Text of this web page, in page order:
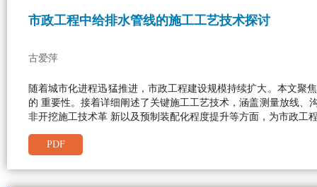
市政工程中给排水管线的施工工艺技术探讨
古爱萍
随着城市化进程迅猛推进，市政工程建设规模持续扩大。本文聚
的 重要性。接着详细阐述了关键施工工艺技术，涵盖测量放线
非开挖施工技术革 新以及预制装配化程度提升等方面，为市政工
PDF